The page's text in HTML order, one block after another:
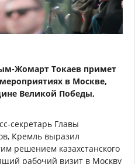
Жомарт Токаев примет
в Москве,
Великой Победы,
секретарь Главы
Кремль выразил
решением казахстанского
рабочий визит в Москву